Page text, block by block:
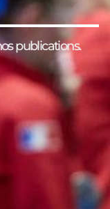
publications.